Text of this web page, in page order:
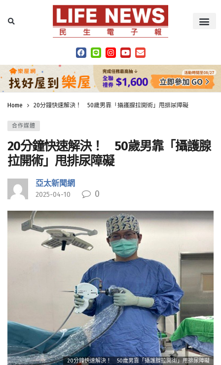
Home 20分鐘快速解決！ 50歲男靠「攝護腺拉開術」甩排尿障礙
合作媒體
20分鐘快速解決！ 50歲男靠「攝護腺
拉開術」甩排尿障礙
亞太新聞網
2025-04-10 0
20分鐘快速解決！ 50歲男靠「攝護腺拉開術」甩排尿障礙